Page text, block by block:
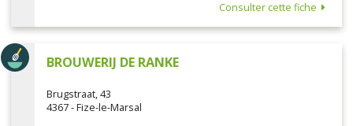
Consulter cette fiche
BROUWERIJ DE RANKE
Brugstraat, 43
4367 - Fize-le-Marsal